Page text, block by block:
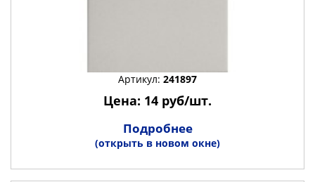
Артикул: 241897
Цена: 14 руб/шт.
Подробнее
(открыть в новом окне)